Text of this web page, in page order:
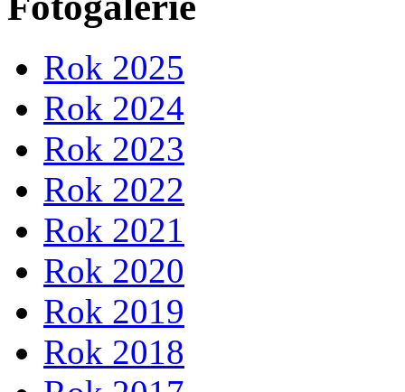
Rok 2025
Rok 2024
Rok 2023
Rok 2022
Rok 2021
Rok 2020
Rok 2019
Rok 2018